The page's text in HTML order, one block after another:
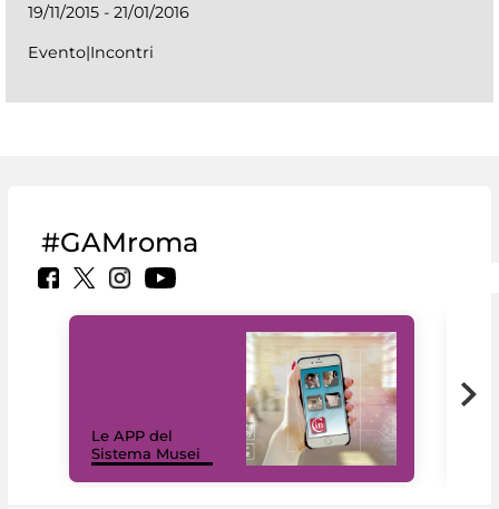
19/11/2015 - 21/01/2016
Evento|Incontri
#GAMroma
Le APP del
Sistema Musei